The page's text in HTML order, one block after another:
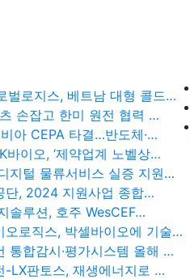
벌로지스, 베트남 대형 콜드…
손잡고 한미 원전 협력 …
아 CEPA 타결…반도체·…
이오, ‘제약업계 노벨상…
지털 물류서비스 실증 지원…
단, 2024 지원사업 종합…
솔루션, 호주 WesCEF…
로직스, 박셀바이오에 기술…
통합감시·평가시스템 올해 …
LX판토스, 재생에너지로 …